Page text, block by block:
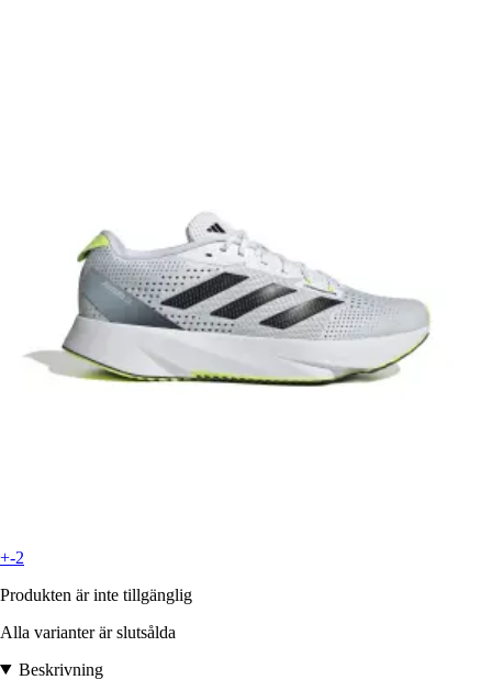
+-2
Produkten är inte tillgänglig
Alla varianter är slutsålda
Beskrivning